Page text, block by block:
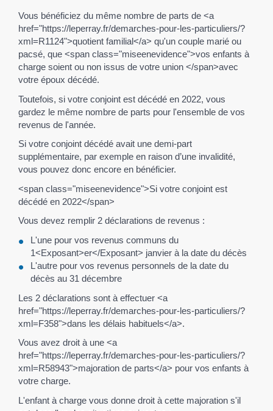
Vous bénéficiez du même nombre de parts de <a
href="https://leperray.fr/demarches-pour-les-particuliers/?
xml=R1124">quotient familial</a> qu'un couple marié ou
pacsé, que <span class="miseenevidence">vos enfants à
charge soient ou non issus de votre union </span>avec
votre époux décédé.
Toutefois, si votre conjoint est décédé en 2022, vous
gardez le même nombre de parts pour l'ensemble de vos
revenus de l'année.
Si votre conjoint décédé avait une demi-part
supplémentaire, par exemple en raison d’une invalidité,
vous pouvez donc encore en bénéficier.
<span class="miseenevidence">Si votre conjoint est
décédé en 2022</span>
Vous devez remplir 2 déclarations de revenus :
L'une pour vos revenus communs du
1<Exposant>er</Exposant> janvier à la date du décès
L'autre pour vos revenus personnels de la date du
décès au 31 décembre
Les 2 déclarations sont à effectuer <a
href="https://leperray.fr/demarches-pour-les-particuliers/?
xml=F358">dans les délais habituels</a>.
Vous avez droit à une <a
href="https://leperray.fr/demarches-pour-les-particuliers/?
xml=R58943">majoration de parts</a> pour vos enfants à
votre charge.
L'enfant à charge vous donne droit à cette majoration s'il